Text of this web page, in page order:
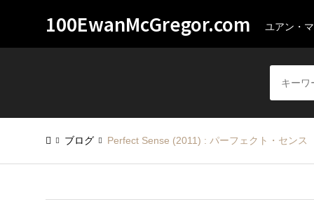
100EwanMcGregor.com ユアン・
ブログ Perfect Sense (2011) : パーフェクト・センス